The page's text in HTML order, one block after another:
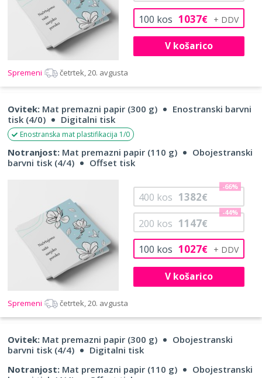
100 kos 1037€
V košarico
Spremeni četrtek, 20. avgusta
Ovitek: Mat premazni papir (300 g)
Enostranski barvni
tisk (4/0)
Digitalni tisk
Enostranska mat plastifikacija 1/0
Notranjost: Mat premazni papir (110 g)
Obojestranski
barvni tisk (4/4)
Offset tisk
100 kos 1027€
200 kos 1147€
-44%
400 kos 1382€
-66%
V košarico
Spremeni četrtek, 20. avgusta
Ovitek: Mat premazni papir (300 g)
Obojestranski
barvni tisk (4/4)
Digitalni tisk
Notranjost: Mat premazni papir (110 g)
Obojestranski